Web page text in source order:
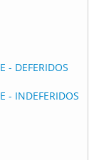
- DEFERIDOS
- INDEFERIDOS